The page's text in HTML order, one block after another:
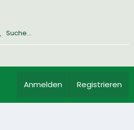
Anmelden Registrieren